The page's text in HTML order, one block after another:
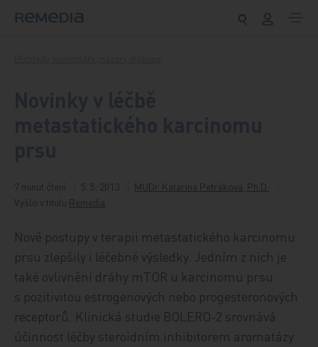
7 minut čtení 5. 5. 2013
MUDr. Katarína Petráková, Ph.D.
Vyšlo v titulu Remedia
Nové postupy v terapii metastatického karcinomu
prsu zlepšily i léčebné výsledky. Jedním z nich je
také ovlivnění dráhy mTOR u karcinomu prsu
s pozitivitou estrogenových nebo progesteronových
receptorů. Klinická studie BOLERO-2 srovnává
účinnost léčby steroidním inhibitorem aromatázy